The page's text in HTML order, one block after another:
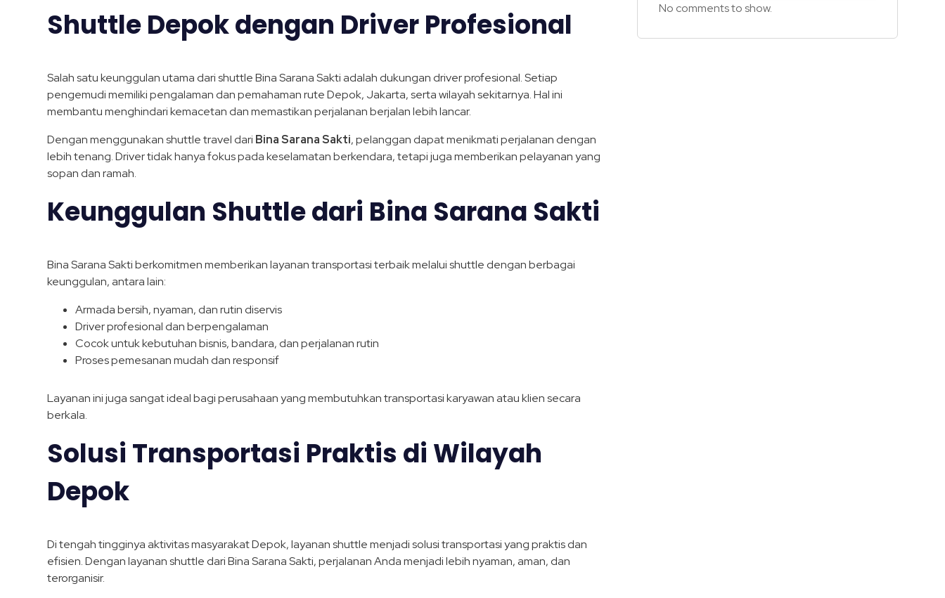
Shuttle Depok dengan Driver Profesional
Salah satu keunggulan utama dari shuttle Bina Sarana Sakti adalah dukungan driver profesional. Setiap
pengemudi memiliki pengalaman dan pemahaman rute Depok, Jakarta, serta wilayah sekitarnya. Hal ini
membantu menghindari kemacetan dan memastikan perjalanan berjalan lebih lancar.
Dengan menggunakan shuttle travel dari Bina Sarana Sakti, pelanggan dapat menikmati perjalanan dengan
lebih tenang. Driver tidak hanya fokus pada keselamatan berkendara, tetapi juga memberikan pelayanan yang
sopan dan ramah.
Keunggulan Shuttle dari Bina Sarana Sakti
Bina Sarana Sakti berkomitmen memberikan layanan transportasi terbaik melalui shuttle dengan berbagai
keunggulan, antara lain:
Armada bersih, nyaman, dan rutin diservis
Driver profesional dan berpengalaman
Cocok untuk kebutuhan bisnis, bandara, dan perjalanan rutin
Proses pemesanan mudah dan responsif
Layanan ini juga sangat ideal bagi perusahaan yang membutuhkan transportasi karyawan atau klien secara
berkala.
Solusi Transportasi Praktis di Wilayah
Depok
Di tengah tingginya aktivitas masyarakat Depok, layanan shuttle menjadi solusi transportasi yang praktis dan
efisien. Dengan layanan shuttle dari Bina Sarana Sakti, perjalanan Anda menjadi lebih nyaman, aman, dan
terorganisir.
No comments to show.